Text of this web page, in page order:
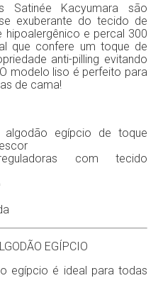
Satinée Kacyumara são
exuberante do tecido de
hipoalergênico e percal 300
que confere um toque de
anti-pilling evitando
modelo liso é perfeito para
de cama!
egípcio de toque
com tecido
EGÍPCIO
egípcio é ideal para todas